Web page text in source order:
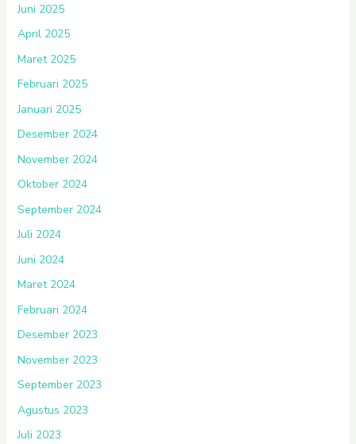
Juni 2025
April 2025
Maret 2025
Februari 2025
Januari 2025
Desember 2024
November 2024
Oktober 2024
September 2024
Juli 2024
Juni 2024
Maret 2024
Februari 2024
Desember 2023
November 2023
September 2023
Agustus 2023
Juli 2023